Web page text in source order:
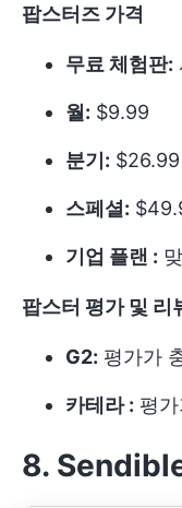
팝스터즈 가격
무료 체험판:
월: $9.99
분기: $26.99
스페셜:
기업 플랜 :
팝스터 평가 및 리
G2: 평가가
카테라 : 평
8.